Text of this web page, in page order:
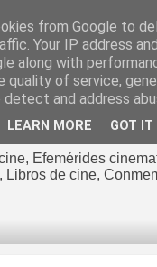
Efemérides
Libros de cine,
from Google to
Your IP address
along with
quality of service,
and address
LEARN MORE GOT IT